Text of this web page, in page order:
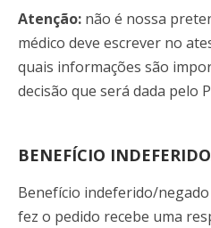
Atenção: não é nossa
médico deve escrever no
quais informações são
decisão que será dada pelo
BENEFÍCIO
Benefício indeferido/
fez o pedido recebe uma